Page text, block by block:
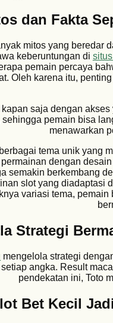
dan Fakta
mitos yang beredar
keberuntungan di
pemain percaya
Oleh karena itu,
saja dengan
pemain bisa
menawarkan
tema unik yang
dengan
semakin berkembang
slot yang diadaptasi
variasi tema,
Strategi
mengelola strategi
angka. Result
pendekatan ini, Toto
Bet Kecil